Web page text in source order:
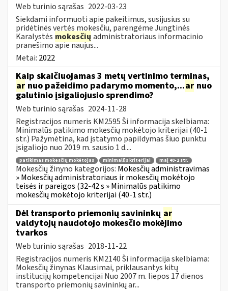
Web turinio sąrašas 2022-03-23
Siekdami informuoti apie pakeitimus, susijusius su
pridėtinės vertės mokesčiu, parengėme Jungtinės
Karalystės mokesčių administratoriaus informacinio
pranešimo apie naujus...
Metai: 2022
Kaip skaičiuojamas 3 metų vertinimo terminas,
ar nuo pažeidimo padarymo momento,...ar nuo
galutinio įsigaliojusio sprendimo?
Web turinio sąrašas 2024-11-28
Registracijos numeris KM2595 Ši informacija skelbiama:
Minimalūs patikimo mokesčių mokėtojo kriterijai (40-1
str.) Pažymėtina, kad įstatymo papildymas šiuo punktu
įsigaliojo nuo 2019 m. sausio 1 d....
patikimas mokesčių mokėtojas minimalūs kriterijai maį 40-1 str.
Mokesčių žinyno kategorijos: Mokesčių administravimas
» Mokesčių administratoriaus ir mokesčių mokėtojo
teisės ir pareigos (32-42 s » Minimalūs patikimo
mokesčių mokėtojo kriterijai (40-1 str.)
Dėl transporto priemonių savininkų ar
valdytojų naudotojo mokesčio mokėjimo
tvarkos
Web turinio sąrašas 2018-11-22
Registracijos numeris KM2140 Ši informacija skelbiama:
Mokesčių žinynas Klausimai, priklausantys kitų
institucijų kompetencijai Nuo 2007 m. liepos 17 dienos
transporto priemonių savininkų ar...